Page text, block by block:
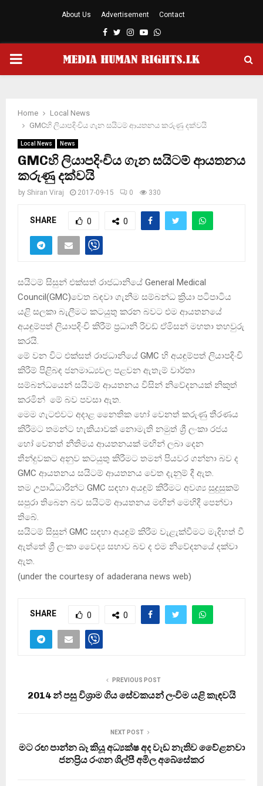
About Us Advertisement Contact
Facebook
TwitterInstagram
YoutubeWhatsapp
PRIMARY
Home
Local News
GMCහි ලියාපදිංචිය ගැන සයිටම් ආයතනය කරුණු දක්වයි
Local News News
GMCහි ලියාපදිංචිය ගැන සයිටම් ආයතනය
කරුණු දක්වයි
by Shiran Viraj 2017-09-15 0 330
SHARE 0 0
සයිටම් සිසුන් එක්සත් රාජධානියේ General Medical
Council(GMC)වෙත බඳවා ගැනීම සම්බන්ධ ක්‍රියා පටිපාටිය
යළි සලකා බැලීමට කටයුතු කරන බවට එම ආයතනයේ
අයඳුම්පත් ලියාපදිංචි කිරීම් ප්‍රධානී රිචඩ් ඒමිසන් මහතා තහවුරු
කරයි.
මේ වන විට එක්සත් රාජධානියේ GMC හි අයඳුම්පත් ලියාපදිංචි
කිරීම් පිළිබඳ ජනමාධ්‍යවල පළවන ඇතැම් වාර්තා
සම්බන්ධයෙන් සයිටම් ආයතනය විසින් නිවේදනයක් නිකුත්
කරමින් මේ බව පවසා ඇත.
මෙම ගැටළුවට අදාළ නෛතික හෝ වෙනත් කරුණු තීරණය
කිරීමට තමන්ට හැකියාවක් නොමැති නමුත් ශ්‍රී ලංකා රජය
හෝ වෙනත් නීතිමය ආයතනයක් මඟින් ලබා දෙන
තීන්දුවකට අනුව කටයුතු කිරීමට තමන් පියවර ගන්නා බව ද
GMC ආයතනය සයිටම් ආයතනය වෙත දැනුම් දී ඇත.
තම උපාධිධාරින්ට GMC සඳහා අයඳුම් කිරීමට අවශ්‍ය සුදුසුකම්
සපුරා තිබෙන බව සයිටම් ආයතනය මඟින් මෙහිදී පෙන්වා
තිබේ.
සයිටම් සිසුන් GMC සඳහා අයඳුම් කිරීම වැළැක්වීමට මැදිහත් වී
ඇත්තේ ශ්‍රී ලංකා වෛද්‍ය සභාව බව ද එම නිවේදනයේ දක්වා
ඇත.
(under the courtesy of adaderana news web)
SHARE 0 0
PREVIOUS POST
2014 න් පසු විශ්‍රාම ගිය සේවකයන් ලංවිම යළි කැඳවයි
NEXT POST
මට රඟ පාන්න බෑ කියූ අධ්‍යක්ෂ අද වැඩ නැතිව වේ‍ෙළ­නවා
ජන­ප්‍රිය රංගන ශිල්පී අමිල අබේ­සේ­කර